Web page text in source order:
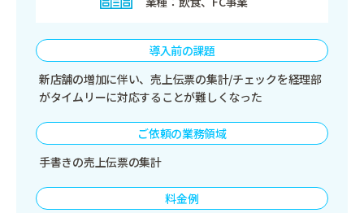
導入前の課題
新店舗の増加に伴い、売上伝票の集計/チェックを経理部
がタイムリーに対応することが難しくなった
ご依頼の業務領域
手書きの売上伝票の集計
料金例